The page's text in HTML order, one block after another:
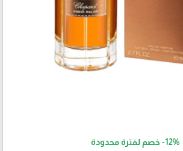
-12% خصم لفترة محدودة